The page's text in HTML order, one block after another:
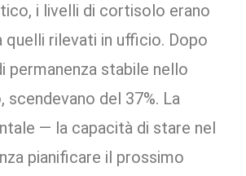
i livelli di cortisolo erano
quelli rilevati in ufficio. Dopo
permanenza stabile nello
scendevano del 37%. La
— la capacità di stare nel
pianificare il prossimo